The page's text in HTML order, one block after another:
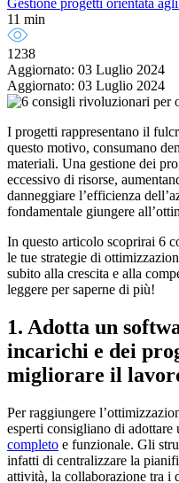
Gestione progetti orientata
11 min
1238
Aggiornato: 03 Luglio 2024
Aggiornato: 03 Luglio 2024
I progetti rappresentano il
questo motivo, consumano
materiali. Una gestione dei
eccessivo di risorse,
danneggiare l’efficienza
fondamentale giungere
In questo articolo scoprirai 6
le tue strategie di
subito alla crescita e alla
leggere per saperne di più!
1. Adotta un
incarichi e dei
migliorare il
Per raggiungere
esperti consigliano di adottare
completo e funzionale. Gli
infatti di centralizzare la
attività, la collaborazione tra i